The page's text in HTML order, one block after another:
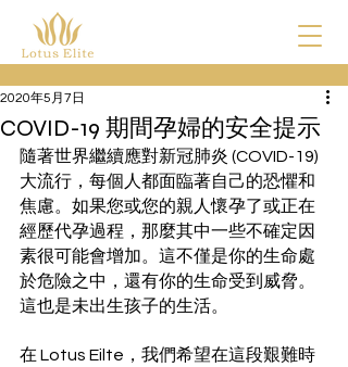
COVID-19 期間孕婦的安全提示
2020年5月7日
隨著世界繼續應對新冠肺炎 (COVID-19)
大流行，每個人都面臨著自己的恐懼和
焦慮。如果您或您的親人懷孕了或正在
經歷代孕過程，那麼其中一些不確定因
素很可能會增加。這不僅是你的生命處
於危險之中，還有你的生命受到威脅。
這也是未出生孩子的生活。
在 Lotus Eilte，我們希望在這段艱難時